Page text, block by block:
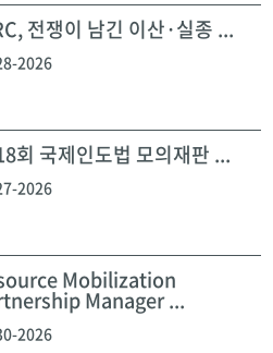
전쟁이 남긴 이산·실종 ...
2026
회 국제인도법 모의재판 ...
2026
Mobilization
Manager ...
2026